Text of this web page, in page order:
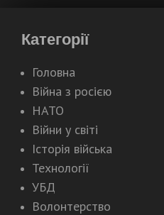
Категорії
Головна
Війна з росією
НАТО
Війни у світі
Історія війська
Технології
УБД
Волонтерство